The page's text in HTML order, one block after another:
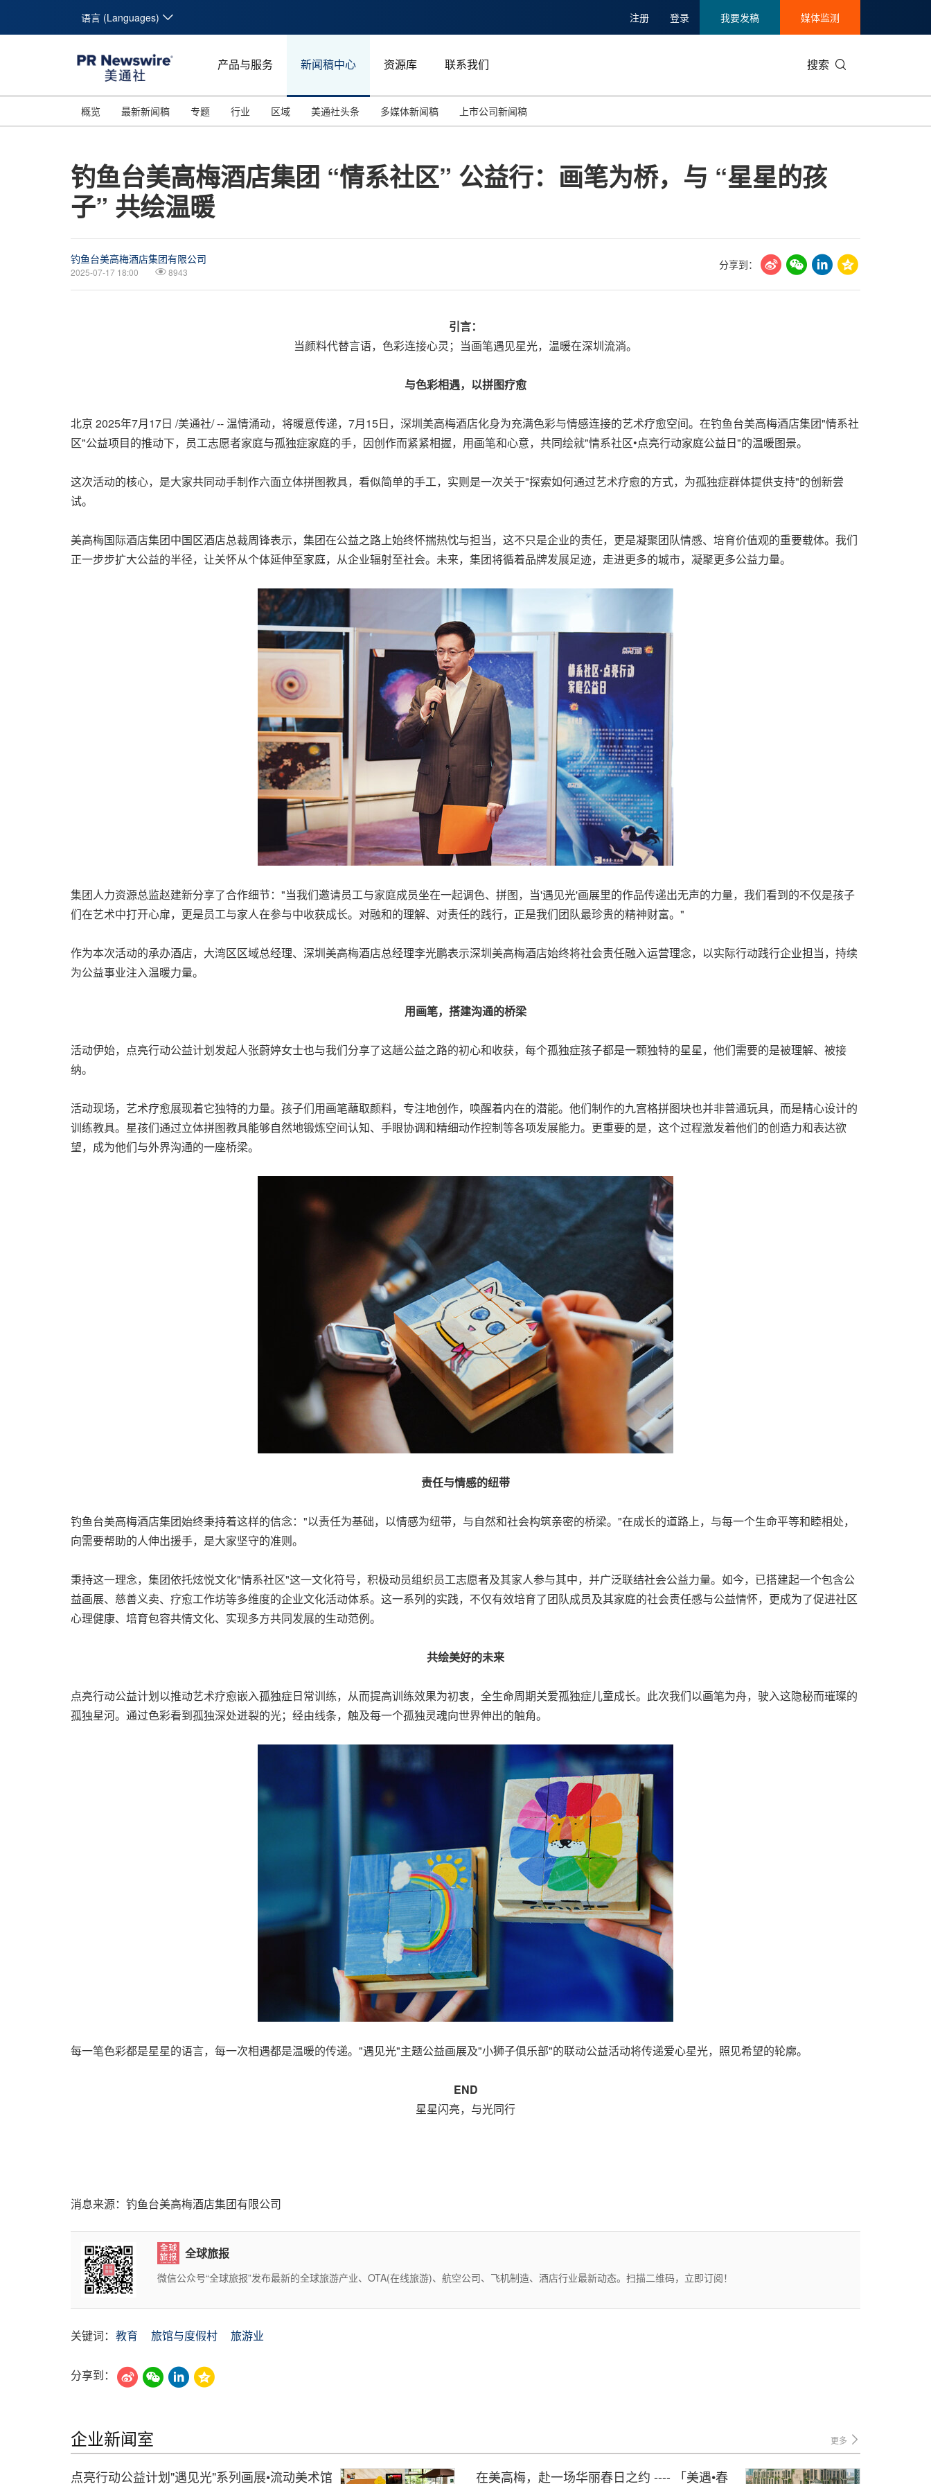
语言 (Languages) 注册 登录 我要发稿 媒体监测
产品与服务 新闻稿中心 资源库 联系我们 搜索
概览 最新新闻稿 专题
投资并购
碳中和
行业
能源化工与环保
娱乐时尚与艺术
区域
马来西亚
新加坡
美通社头条 多媒体新闻稿 上市公司新闻稿
钓鱼台美高梅酒店集团 “情系社区” 公益行：画笔为桥，与 “星星的孩
子” 共绘温暖
钓鱼台美高梅酒店集团有限公司
2025-07-17 18:00 8943
分享到：
引言：
当颜料代替言语，色彩连接心灵；当画笔遇见星光，温暖在深圳流淌。
与色彩相遇，以拼图疗愈
北京 2025年7月17日 /美通社/ -- 温情涌动，将暖意传递，7月15日，深圳美高梅酒店化身为充满色彩与情感连接的艺术疗愈空间。在钓鱼台美高梅酒店集团"情系社
区"公益项目的推动下，员工志愿者家庭与孤独症家庭的手，因创作而紧紧相握，用画笔和心意，共同绘就"情系社区•点亮行动家庭公益日"的温暖图景。
这次活动的核心，是大家共同动手制作六面立体拼图教具，看似简单的手工，实则是一次关于"探索如何通过艺术疗愈的方式，为孤独症群体提供支持"的创新尝
试。
美高梅国际酒店集团中国区酒店总裁周锋表示，集团在公益之路上始终怀揣热忱与担当，这不只是企业的责任，更是凝聚团队情感、培育价值观的重要载体。我们
正一步步扩大公益的半径，让关怀从个体延伸至家庭，从企业辐射至社会。未来，集团将循着品牌发展足迹，走进更多的城市，凝聚更多公益力量。
集团人力资源总监赵建新分享了合作细节： "当我们邀请员工与家庭成员坐在一起调色、拼图，当'遇见光'画展里的作品传递出无声的力量，我们看到的不仅是孩子
们在艺术中打开心扉，更是员工与家人在参与中收获成长。对融和的理解、对责任的践行，正是我们团队最珍贵的精神财富。"
作为本次活动的承办酒店，大湾区区域总经理、深圳美高梅酒店总经理李光鹏表示深圳美高梅酒店始终将社会责任融入运营理念，以实际行动践行企业担当，持续
为公益事业注入温暖力量。
用画笔，搭建沟通的桥梁
活动伊始，点亮行动公益计划发起人张蔚婷女士也与我们分享了这趟公益之路的初心和收获，每个孤独症孩子都是一颗独特的星星，他们需要的是被理解、被接
纳。
活动现场，艺术疗愈展现着它独特的力量。孩子们用画笔蘸取颜料，专注地创作，唤醒着内在的潜能。他们制作的九宫格拼图块也并非普通玩具，而是精心设计的
训练教具。星孩们通过立体拼图教具能够自然地锻炼空间认知、手眼协调和精细动作控制等各项发展能力。更重要的是，这个过程激发着他们的创造力和表达欲
望，成为他们与外界沟通的一座桥梁。
责任与情感的纽带
钓鱼台美高梅酒店集团始终秉持着这样的信念："以责任为基础，以情感为纽带，与自然和社会构筑亲密的桥梁。"在成长的道路上，与每一个生命平等和睦相处，
向需要帮助的人伸出援手，是大家坚守的准则。
秉持这一理念，集团依托炫悦文化"情系社区"这一文化符号，积极动员组织员工志愿者及其家人参与其中，并广泛联结社会公益力量。如今，已搭建起一个包含公
益画展、慈善义卖、疗愈工作坊等多维度的企业文化活动体系。这一系列的实践，不仅有效培育了团队成员及其家庭的社会责任感与公益情怀，更成为了促进社区
心理健康、培育包容共情文化、实现多方共同发展的生动范例。
共绘美好的未来
点亮行动公益计划以推动艺术疗愈嵌入孤独症日常训练，从而提高训练效果为初衷，全生命周期关爱孤独症儿童成长。此次我们以画笔为舟，驶入这隐秘而璀璨的
孤独星河。通过色彩看到孤独深处迸裂的光；经由线条，触及每一个孤独灵魂向世界伸出的触角。
每一笔色彩都是星星的语言，每一次相遇都是温暖的传递。"遇见光"主题公益画展及"小狮子俱乐部"的联动公益活动将传递爱心星光，照见希望的轮廓。
END
星星闪亮，与光同行
消息来源：钓鱼台美高梅酒店集团有限公司
全球旅报
微信公众号“全球旅报”发布最新的全球旅游产业、OTA(在线旅游)、航空公司、飞机制造、酒店行业最新动态。扫描二维码，立即订阅！
关键词： 教育 旅馆与度假村 旅游业
分享到：
企业新闻室 更多
点亮行动公益计划"遇见光"系列画展•流动美术馆 在美高梅，赴一场华丽春日之约 ---- 「美遇•春